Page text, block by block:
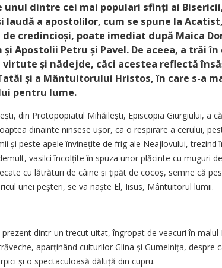
unul dintre cei mai populari sfinți ai
laudă a apostolilor, cum se spune la
credincioși, poate imediat după Maica
Apostolii Petru și Pavel. De aceea, a trăi
și nădejde, căci acestea reflectă
și a Mântuitorului Hristos, în care s-a
pentru lume.
din Protopopiatul Mihăilești, Episcopia Giurgiului, a
dinainte ninsese ușor, ca o respirare a cerului,
și peste apele învinețite de frig ale Neajlovului, trezind
vasilci încolțite în spuza unor plăcinte cu muguri
cu lătrături de câine și țipăt de cocoș, semne că
unei peșteri, se va naște El, Iisus, Mântuitorul lumii.
dintr-un trecut uitat, îngropat de veacuri în malul
aparținând culturilor Glina și Gumelnița, despre
și o spectaculoasă dăltiță din cupru.